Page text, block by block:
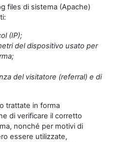
files di sistema (Apache)
(IP);
del dispositivo usato per
del visitatore (referral) e di
trattate in forma
di verificare il corretto
nonché per motivi di
essere utilizzate,